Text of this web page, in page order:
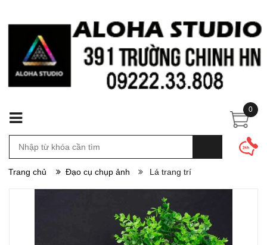
0
Trang chủ Đạo cụ chụp ảnh Lá trang trí